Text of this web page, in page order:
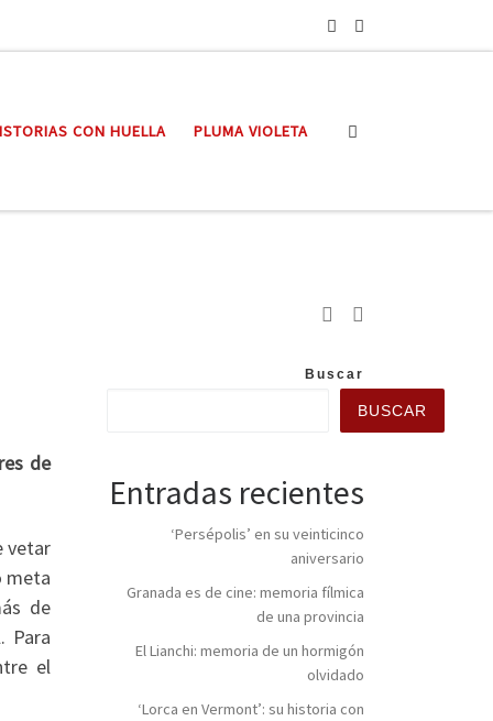
CON HUELLA PLUMA VIOLETA
de
vetar
meta
de
Para
el
Buscar
BUSCAR
Entradas recientes
‘Persépolis’ en su veinticinco
aniversario
Granada es de cine: memoria fílmica
de una provincia
El Lianchi: memoria de un hormigón
olvidado
‘Lorca en Vermont’: su historia con